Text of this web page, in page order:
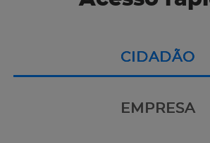
CIDADÃO
EMPRESA